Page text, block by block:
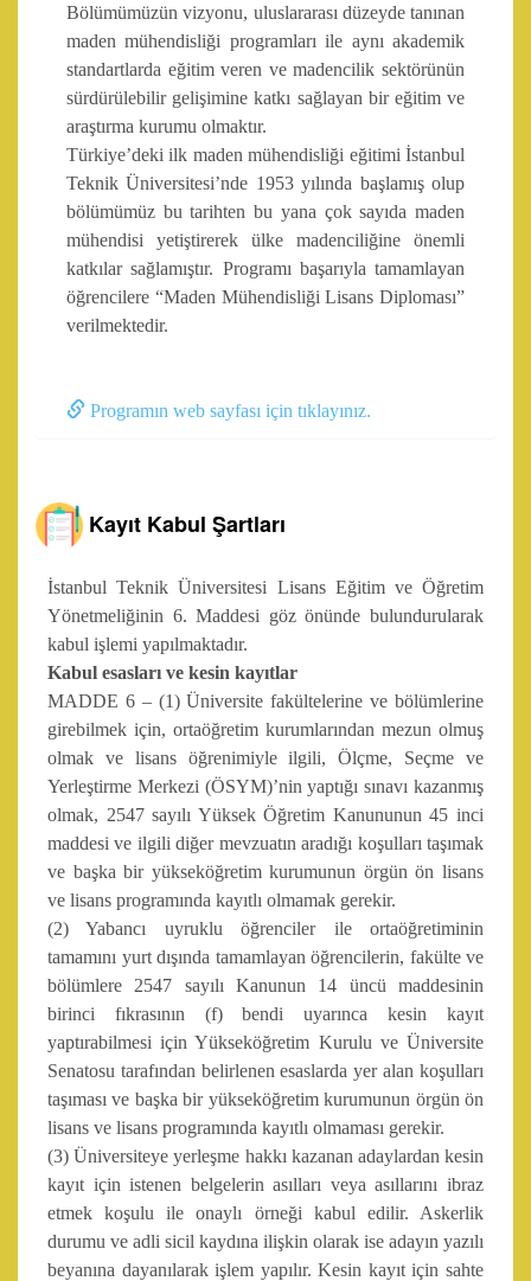
Bölümümüzün vizyonu, uluslararası düzeyde tanınan
maden mühendisliği programları ile aynı akademik
standartlarda eğitim veren ve madencilik sektörünün
sürdürülebilir gelişimine katkı sağlayan bir eğitim ve
araştırma kurumu olmaktır.
Türkiye’deki ilk maden mühendisliği eğitimi İstanbul
Teknik Üniversitesi’nde 1953 yılında başlamış olup
bölümümüz bu tarihten bu yana çok sayıda maden
mühendisi yetiştirerek ülke madenciliğine önemli
katkılar sağlamıştır. Programı başarıyla tamamlayan
öğrencilere “Maden Mühendisliği Lisans Diploması”
verilmektedir.
Programın web sayfası için tıklayınız.
Kayıt Kabul Şartları
İstanbul Teknik Üniversitesi Lisans Eğitim ve Öğretim
Yönetmeliğinin 6. Maddesi göz önünde bulundurularak
kabul işlemi yapılmaktadır.
Kabul esasları ve kesin kayıtlar
MADDE 6 – (1) Üniversite fakültelerine ve bölümlerine
girebilmek için, ortaöğretim kurumlarından mezun olmuş
olmak ve lisans öğrenimiyle ilgili, Ölçme, Seçme ve
Yerleştirme Merkezi (ÖSYM)’nin yaptığı sınavı kazanmış
olmak, 2547 sayılı Yüksek Öğretim Kanununun 45 inci
maddesi ve ilgili diğer mevzuatın aradığı koşulları taşımak
ve başka bir yükseköğretim kurumunun örgün ön lisans
ve lisans programında kayıtlı olmamak gerekir.
(2) Yabancı uyruklu öğrenciler ile ortaöğretiminin
tamamını yurt dışında tamamlayan öğrencilerin, fakülte ve
bölümlere 2547 sayılı Kanunun 14 üncü maddesinin
birinci fıkrasının (f) bendi uyarınca kesin kayıt
yaptırabilmesi için Yükseköğretim Kurulu ve Üniversite
Senatosu tarafından belirlenen esaslarda yer alan koşulları
taşıması ve başka bir yükseköğretim kurumunun örgün ön
lisans ve lisans programında kayıtlı olmaması gerekir.
(3) Üniversiteye yerleşme hakkı kazanan adaylardan kesin
kayıt için istenen belgelerin asılları veya asıllarını ibraz
etmek koşulu ile onaylı örneği kabul edilir. Askerlik
durumu ve adli sicil kaydına ilişkin olarak ise adayın yazılı
beyanına dayanılarak işlem yapılır. Kesin kayıt için sahte